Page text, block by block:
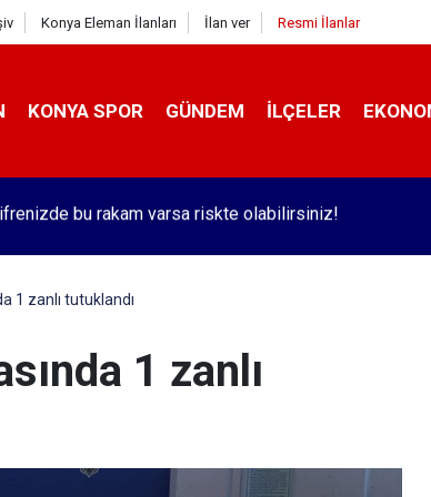
Konya Eleman İlanları İlan ver Resmi İlanlar
KONYA SPOR GÜNDEM İLÇELER
Kısa Kısa - 183
1 zanlı tutuklandı
1 zanlı